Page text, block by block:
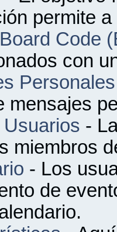
permite
Code
con
Personales
mensajes
-
miembros
- Los
de